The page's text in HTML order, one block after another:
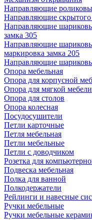
Направляющие
Направляющие
Направляющие
замка 305
Направляющие
маркировка замка 205
Направляющие
Опора мебельная
Опора для корпусной
Опора для мягкой мебели
Опора для столов
Опора колесная
Посудосушители
Петли карточные
Петля мебельная
Петли мебельные
Петли с доводчиком
Розетка для
Подвеска мебельная
Полка для ванной
Полкодержатели
Рейлинги и навесные
Ручки мебельные
Ручки мебельные